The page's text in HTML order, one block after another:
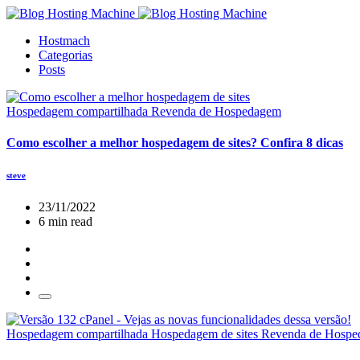
Hostmach
Categorias
Posts
Hospedagem compartilhada Revenda de Hospedagem
Como escolher a melhor hospedagem de sites? Confira 8 dicas
steve
23/11/2022
6 min read
Hospedagem compartilhada Hospedagem de sites Revenda de